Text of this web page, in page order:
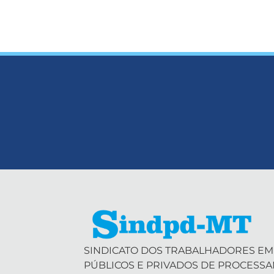
SINDICATO DOS TRABALHADORES
PÚBLICOS E PRIVADOS DE